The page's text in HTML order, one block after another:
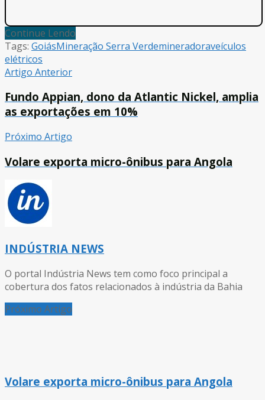
Continue Lendo
Tags: GoiásMineração Serra Verdemineradoraveículos
elétricos
Artigo Anterior
Fundo Appian, dono da Atlantic Nickel, amplia
as exportações em 10%
Próximo Artigo
Volare exporta micro-ônibus para Angola
INDÚSTRIA NEWS
O portal Indústria News tem como foco principal a
cobertura dos fatos relacionados à indústria da Bahia
Próximo Artigo
Volare exporta micro-ônibus para Angola